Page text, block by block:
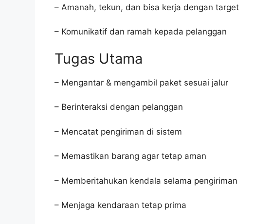
– Amanah, tekun, dan bisa kerja dengan target
– Komunikatif dan ramah kepada pelanggan
Tugas Utama
– Mengantar & mengambil paket sesuai jalur
– Berinteraksi dengan pelanggan
– Mencatat pengiriman di sistem
– Memastikan barang agar tetap aman
– Memberitahukan kendala selama pengiriman
– Menjaga kendaraan tetap prima